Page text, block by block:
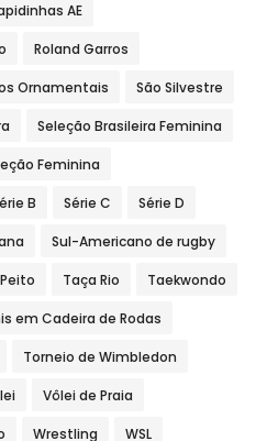
AE
Roland Garros
Ornamentais São Silvestre
Seleção Brasileira Feminina
Feminina
B Série C Série D
Sul-Americano de rugby
Taça Rio Taekwondo
em Cadeira de Rodas
Torneio de Wimbledon
Vôlei de Praia
Wrestling WSL